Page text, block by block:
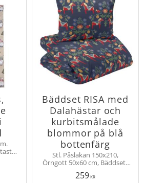
Bäddset RISA med
Dalahästar och
kurbitsmålade
blommor på blå
bottenfärg
Stl. Påslakan 150x210,
Örngott 50x60 cm, Bäddset i
två delar med ett tidlöst
dalahäst-mönster. 100%
259KR